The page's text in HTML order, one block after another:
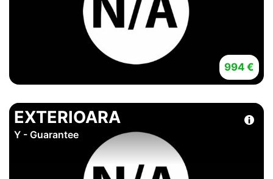
994 €
EXTERIOARA
Y - Guarantee